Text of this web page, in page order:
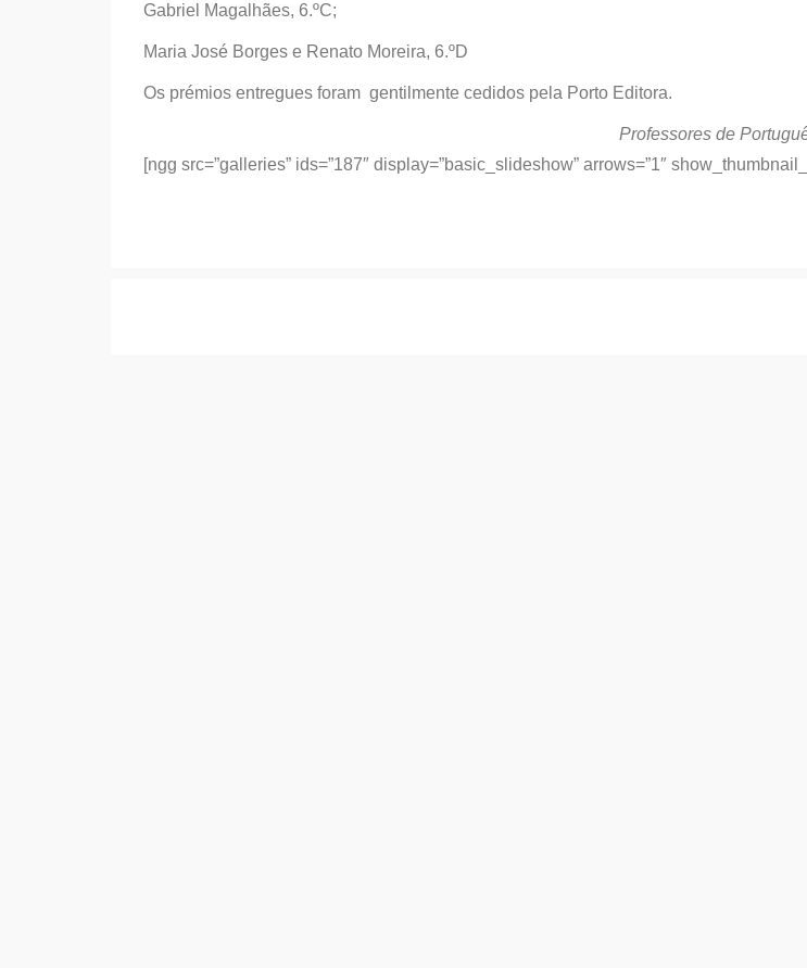
Gabriel Magalhães, 6.ºC;
Maria José Borges e Renato Moreira, 6.ºD
Os prémios entregues foram gentilmente cedidos pela Porto Editora.
Professores de
[ngg src=”galleries” ids=”187″ display=”basic_slideshow” arrows=”1″